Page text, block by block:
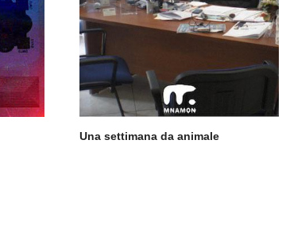
Una settimana da animale